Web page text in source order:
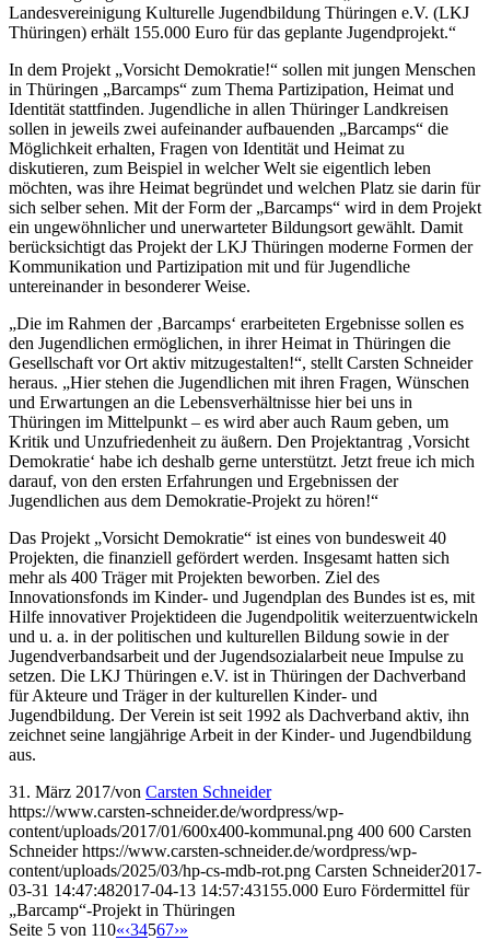
Landesvereinigung Kulturelle Jugendbildung Thüringen e.V. (LKJ
Thüringen) erhält 155.000 Euro für das geplante Jugendprojekt.“
In dem Projekt „Vorsicht Demokratie!“ sollen mit jungen Menschen
in Thüringen „Barcamps“ zum Thema Partizipation, Heimat und
Identität stattfinden. Jugendliche in allen Thüringer Landkreisen
sollen in jeweils zwei aufeinander aufbauenden „Barcamps“ die
Möglichkeit erhalten, Fragen von Identität und Heimat zu
diskutieren, zum Beispiel in welcher Welt sie eigentlich leben
möchten, was ihre Heimat begründet und welchen Platz sie darin für
sich selber sehen. Mit der Form der „Barcamps“ wird in dem Projekt
ein ungewöhnlicher und unerwarteter Bildungsort gewählt. Damit
berücksichtigt das Projekt der LKJ Thüringen moderne Formen der
Kommunikation und Partizipation mit und für Jugendliche
untereinander in besonderer Weise.
„Die im Rahmen der ‚Barcamps‘ erarbeiteten Ergebnisse sollen es
den Jugendlichen ermöglichen, in ihrer Heimat in Thüringen die
Gesellschaft vor Ort aktiv mitzugestalten!“, stellt Carsten Schneider
heraus. „Hier stehen die Jugendlichen mit ihren Fragen, Wünschen
und Erwartungen an die Lebensverhältnisse hier bei uns in
Thüringen im Mittelpunkt – es wird aber auch Raum geben, um
Kritik und Unzufriedenheit zu äußern. Den Projektantrag ‚Vorsicht
Demokratie‘ habe ich deshalb gerne unterstützt. Jetzt freue ich mich
darauf, von den ersten Erfahrungen und Ergebnissen der
Jugendlichen aus dem Demokratie-Projekt zu hören!“
Das Projekt „Vorsicht Demokratie“ ist eines von bundesweit 40
Projekten, die finanziell gefördert werden. Insgesamt hatten sich
mehr als 400 Träger mit Projekten beworben. Ziel des
Innovationsfonds im Kinder- und Jugendplan des Bundes ist es, mit
Hilfe innovativer Projektideen die Jugendpolitik weiterzuentwickeln
und u. a. in der politischen und kulturellen Bildung sowie in der
Jugendverbandsarbeit und der Jugendsozialarbeit neue Impulse zu
setzen. Die LKJ Thüringen e.V. ist in Thüringen der Dachverband
für Akteure und Träger in der kulturellen Kinder- und
Jugendbildung. Der Verein ist seit 1992 als Dachverband aktiv, ihn
zeichnet seine langjährige Arbeit in der Kinder- und Jugendbildung
aus.
31. März 2017/von Carsten Schneider
https://www.carsten-schneider.de/wordpress/wp-
content/uploads/2017/01/600x400-kommunal.png 400 600 Carsten
Schneider https://www.carsten-schneider.de/wordpress/wp-
content/uploads/2025/03/hp-cs-mdb-rot.png Carsten Schneider2017-
03-31 14:47:482017-04-13 14:57:43155.000 Euro Fördermittel für
„Barcamp“-Projekt in Thüringen
Seite 5 von 110«‹34567›»